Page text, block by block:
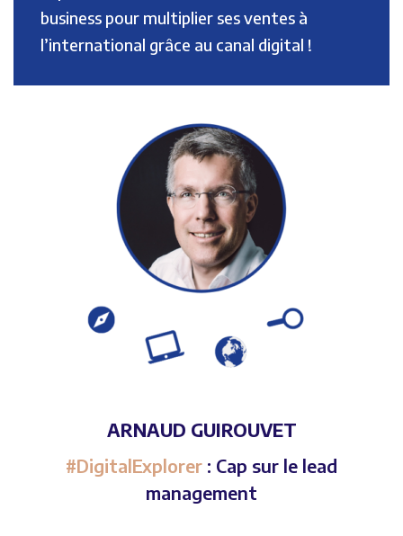
business pour multiplier ses ventes à
l’international grâce au canal digital !
ARNAUD GUIROUVET
#DigitalExplorer : Cap sur le lead
management